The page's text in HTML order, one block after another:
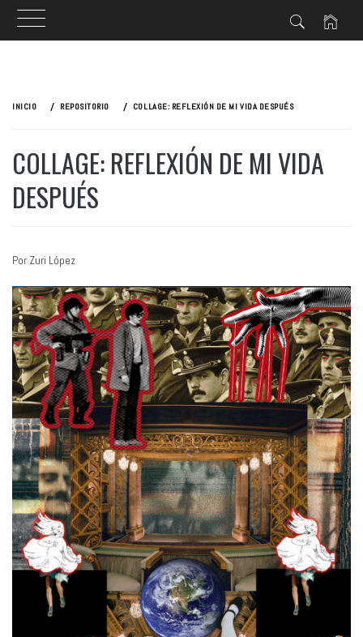
contenido
INICIO REPOSITORIO COLLAGE: REFLEXIÓN DE MI VIDA DESPUÉS
COLLAGE: REFLEXIÓN DE MI VIDA
DESPUÉS
Por Zuri López